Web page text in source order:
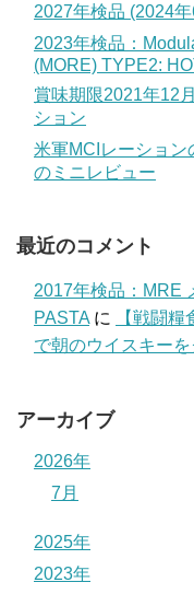
2027年検品 (2024
2023年検品：
(MORE) TYPE2:
賞味期限2021年12
ション
米軍MCIレーション
のミニレビュー
最近のコメント
2017年検品：MRE
PASTA に
【戦闘
で朝のウイスキーを
アーカイブ
2026年
7月
2025年
2023年